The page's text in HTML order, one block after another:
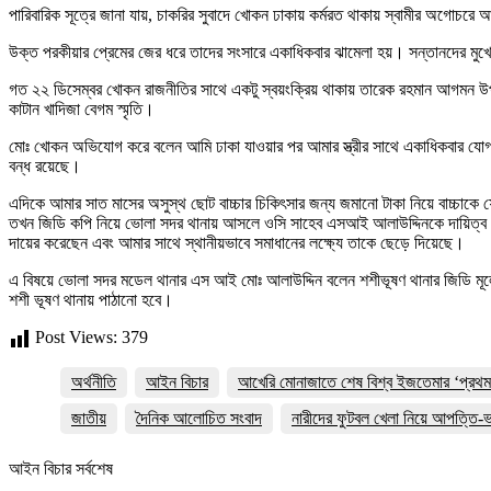
পারিবারিক সূত্রে জানা যায়, চাকরির সুবাদে খোকন ঢাকায় কর্মরত থাকায় স্বামীর
উক্ত পরকীয়ার প্রেমের জের ধরে তাদের সংসারে একাধিকবার ঝামেলা হয়। সন্তানদের
গত ২২ ডিসেম্বর খোকন রাজনীতির সাথে একটু স্বয়ংক্রিয় থাকায় তারেক রহমান আগমন
কাটান খাদিজা বেগম স্মৃতি।
মোঃ খোকন অভিযোগ করে বলেন আমি ঢাকা যাওয়ার পর আমার স্ত্রীর সাথে একাধিকবার
বন্ধ রয়েছে।
এদিকে আমার সাত মাসের অসুস্থ ছোট বাচ্চার চিকিৎসার জন্য জমানো টাকা নিয়ে
তখন জিডি কপি নিয়ে ভোলা সদর থানায় আসলে ওসি সাহেব এসআই আলাউদ্দিনকে দায়িত্ব
দায়ের করেছেন এবং আমার সাথে স্থানীয়ভাবে সমাধানের লক্ষ্যে তাকে ছেড়ে দিয়েছে।
এ বিষয়ে ভোলা সদর মডেল থানার এস আই মোঃ আলাউদ্দিন বলেন শশীভূষণ থানার
শশী ভূষণ থানায় পাঠানো হবে।
Post Views: 379
অর্থনীতি আইন বিচার
আখেরি মোনাজাতে শেষ বিশ্ব ইজতেমার ‘প্রথম
জাতীয়
দৈনিক আলোচিত সংবাদ নারীদের ফুটবল খেলা নিয়ে আপত্তি-
আইন বিচার সর্বশেষ